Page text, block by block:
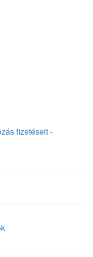
fizetéseit -